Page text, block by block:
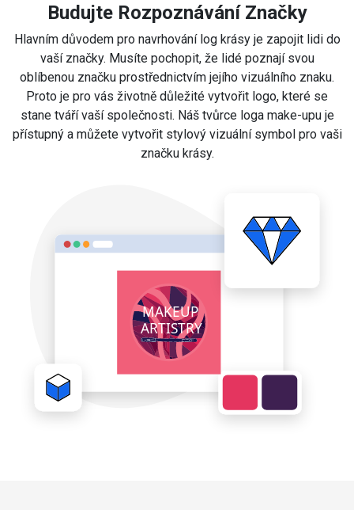
Budujte Rozpoznávání Značky
Hlavním důvodem pro navrhování log krásy je zapojit lidi do
vaší značky. Musíte pochopit, že lidé poznají svou
oblíbenou značku prostřednictvím jejího vizuálního znaku.
Proto je pro vás životně důležité vytvořit logo, které se
stane tváří vaší společnosti. Náš tvůrce loga make-upu je
přístupný a můžete vytvořit stylový vizuální symbol pro vaši
značku krásy.